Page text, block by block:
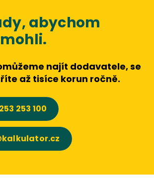
abychom
najít dodavatele, se
až tisíce korun ročně.
253 253 100